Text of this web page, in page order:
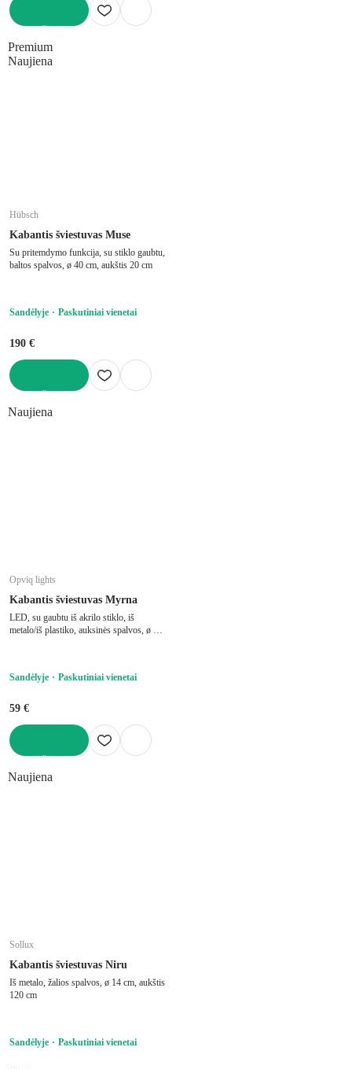
Premium
Naujiena
Hübsch
Kabantis šviestuvas Muse
Su pritemdymo funkcija, su stiklo gaubtu,
baltos spalvos, ø 40 cm, aukštis 20 cm
Sandėlyje Paskutiniai vienetai
190 €
Naujiena
Opviq lights
Kabantis šviestuvas Myrna
LED, su gaubtu iš akrilo stiklo, iš
metalo/iš plastiko, auksinės spalvos, ø 20
Sandėlyje Paskutiniai vienetai
59 €
Naujiena
Sollux
Kabantis šviestuvas Niru
Iš metalo, žalios spalvos, ø 14 cm, aukštis
120 cm
Sandėlyje Paskutiniai vienetai